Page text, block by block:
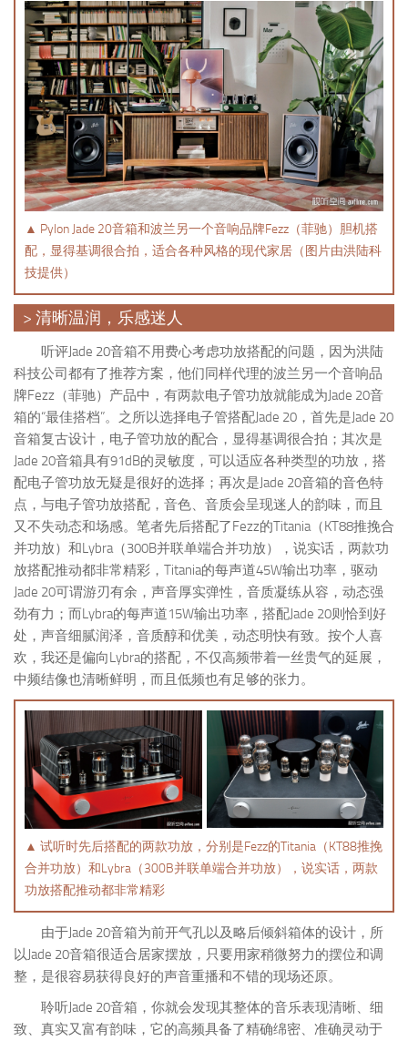
▲ Pylon Jade 20音箱和波兰另一个音响品牌Fezz（菲驰）胆机搭
配，显得基调很合拍，适合各种风格的现代家居（图片由洪陆科
技提供）
> 清晰温润，乐感迷人
听评Jade 20音箱不用费心考虑功放搭配的问题，因为洪陆
科技公司都有了推荐方案，他们同样代理的波兰另一个音响品
牌Fezz（菲驰）产品中，有两款电子管功放就能成为Jade 20音
箱的“最佳搭档”。之所以选择电子管搭配Jade 20，首先是Jade 20
音箱复古设计，电子管功放的配合，显得基调很合拍；其次是
Jade 20音箱具有91dB的灵敏度，可以适应各种类型的功放，搭
配电子管功放无疑是很好的选择；再次是Jade 20音箱的音色特
点，与电子管功放搭配，音色、音质会呈现迷人的韵味，而且
又不失动态和场感。笔者先后搭配了Fezz的Titania（KT88推挽合
并功放）和Lybra（300B并联单端合并功放），说实话，两款功
放搭配推动都非常精彩，Titania的每声道45W输出功率，驱动
Jade 20可谓游刃有余，声音厚实弹性，音质凝练从容，动态强
劲有力；而Lybra的每声道15W输出功率，搭配Jade 20则恰到好
处，声音细腻润泽，音质醇和优美，动态明快有致。按个人喜
欢，我还是偏向Lybra的搭配，不仅高频带着一丝贵气的延展，
中频结像也清晰鲜明，而且低频也有足够的张力。
▲ 试听时先后搭配的两款功放，分别是Fezz的Titania（KT88推挽
合并功放）和Lybra（300B并联单端合并功放），说实话，两款
功放搭配推动都非常精彩
由于Jade 20音箱为前开气孔以及略后倾斜箱体的设计，所
以Jade 20音箱很适合居家摆放，只要用家稍微努力的摆位和调
整，是很容易获得良好的声音重播和不错的现场还原。
聆听Jade 20音箱，你就会发现其整体的音乐表现清晰、细
致、真实又富有韵味，它的高频具备了精确绵密、准确灵动于